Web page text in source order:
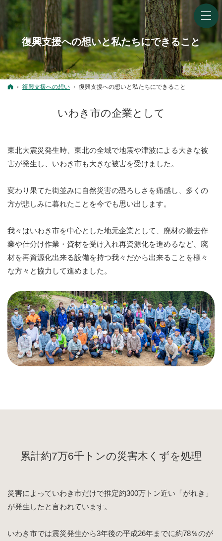
復興支援への想いと私たちにできること
ホーム
復興支援への想い 復興支援への想いと私たちにできること
いわき市の企業として
東北大震災発生時、東北の全域で地震や津波による大きな被
害が発生し、いわき市も大きな被害を受けました。
変わり果てた街並みに自然災害の恐ろしさを痛感し、 多くの
方が悲しみに暮れたことを今でも思い出します。
我々はいわき市を中心とした地元企業として、 廃材の撤去作
業や仕分け作業・資材を受け入れ再資源化を進めるなど、 廃
材を再資源化出来る設備を持つ我々だから出来ることを様々
な方々と協力して進めました。
累計約7万6千トンの災害木くずを処理
災害によっていわき市だけで推定約300万トン近い「がれき」
が発生したと言われています。
いわき市では震災発生から3年後の平成26年までに約78％のが